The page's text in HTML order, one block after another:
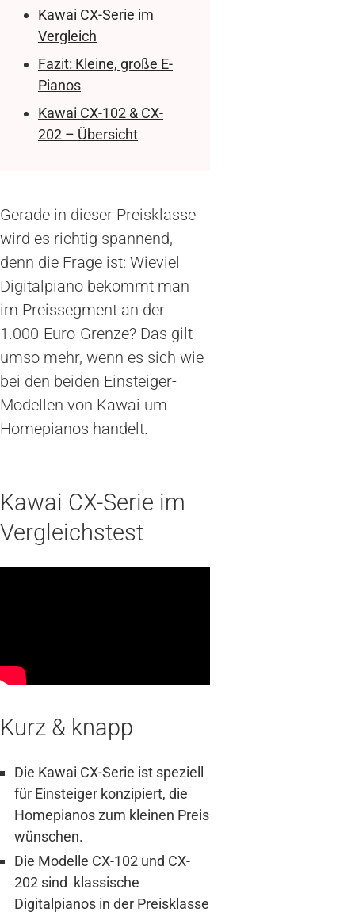
Kawai CX-Serie im
Vergleich
Fazit: Kleine, große E-
Pianos
Kawai CX-102 & CX-
202 – Übersicht
Gerade in dieser Preisklasse
wird es richtig spannend,
denn die Frage ist: Wieviel
Digitalpiano bekommt man
im Preissegment an der
1.000-Euro-Grenze? Das gilt
umso mehr, wenn es sich wie
bei den beiden Einsteiger-
Modellen von Kawai um
Homepianos handelt.
Kawai CX-Serie im
Vergleichstest
Kurz & knapp
Die Kawai CX-Serie ist speziell
für Einsteiger konzipiert, die
Homepianos zum kleinen Preis
wünschen.
Die Modelle CX-102 und CX-
202 sind klassische
Digitalpianos in der Preisklasse